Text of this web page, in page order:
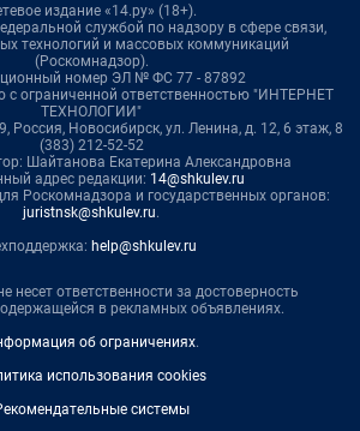
издание «14.ру» (18+).
службой по надзору в сфере связи,
технологий и массовых коммуникаций
(Роскомнадзор).
номер ЭЛ № ФС 77 - 87892
с ограниченной ответственностью "ИНТЕРНЕТ
ТЕХНОЛОГИИ"
Россия, Новосибирск, ул. Ленина, д. 12, 6 этаж, 8
(383) 212-52-52
Шайтанова Екатерина Александровна
адрес редакции: 14@shkulev.ru
Роскомнадзора и государственных органов:
juristnsk@shkulev.ru.
help@shkulev.ru
несет ответственности за достоверность
в рекламных объявлениях.
об ограничениях.
использования cookies
системы